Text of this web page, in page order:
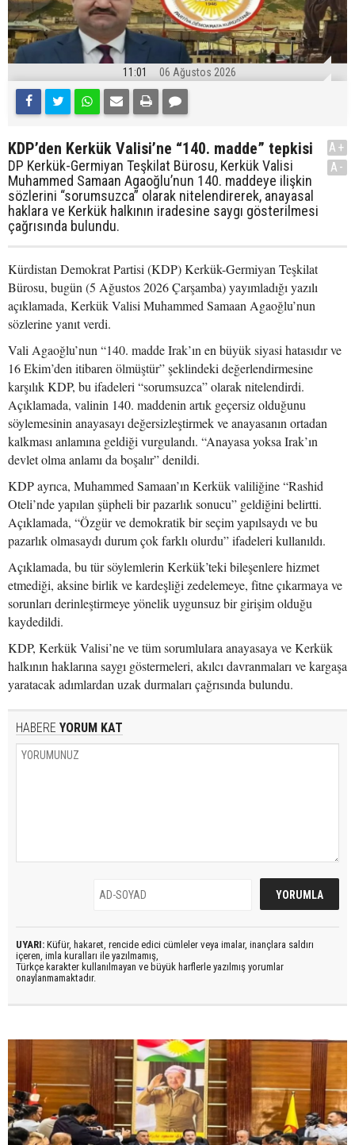
11:01 06 Ağustos 2026
KDP’den Kerkük Valisi’ne “140. madde” tepkisi
DP Kerkük-Germiyan Teşkilat Bürosu, Kerkük Valisi
Muhammed Samaan Agaoğlu’nun 140. maddeye ilişkin
sözlerini “sorumsuzca” olarak nitelendirerek, anayasal
haklara ve Kerkük halkının iradesine saygı gösterilmesi
çağrısında bulundu.
A+
A-
Kürdistan Demokrat Partisi (KDP) Kerkük-Germiyan Teşkilat
Bürosu, bugün (5 Ağustos 2026 Çarşamba) yayımladığı yazılı
açıklamada, Kerkük Valisi Muhammed Samaan Agaoğlu’nun
sözlerine yanıt verdi.
Vali Agaoğlu’nun “140. madde Irak’ın en büyük siyasi hatasıdır ve
16 Ekim’den itibaren ölmüştür” şeklindeki değerlendirmesine
karşılık KDP, bu ifadeleri “sorumsuzca” olarak nitelendirdi.
Açıklamada, valinin 140. maddenin artık geçersiz olduğunu
söylemesinin anayasayı değersizleştirmek ve anayasanın ortadan
kalkması anlamına geldiği vurgulandı. “Anayasa yoksa Irak’ın
devlet olma anlamı da boşalır” denildi.
KDP ayrıca, Muhammed Samaan’ın Kerkük valiliğine “Rashid
Oteli’nde yapılan şüpheli bir pazarlık sonucu” geldiğini belirtti.
Açıklamada, “Özgür ve demokratik bir seçim yapılsaydı ve bu
pazarlık olmasaydı durum çok farklı olurdu” ifadeleri kullanıldı.
Açıklamada, bu tür söylemlerin Kerkük’teki bileşenlere hizmet
etmediği, aksine birlik ve kardeşliği zedelemeye, fitne çıkarmaya ve
sorunları derinleştirmeye yönelik uygunsuz bir girişim olduğu
kaydedildi.
KDP, Kerkük Valisi’ne ve tüm sorumlulara anayasaya ve Kerkük
halkının haklarına saygı göstermeleri, akılcı davranmaları ve kargaşa
yaratacak adımlardan uzak durmaları çağrısında bulundu.
HABERE YORUM KAT
UYARI: Küfür, hakaret, rencide edici cümleler veya imalar, inançlara saldırı
içeren, imla kuralları ile yazılmamış,
Türkçe karakter kullanılmayan ve büyük harflerle yazılmış yorumlar
onaylanmamaktadır.